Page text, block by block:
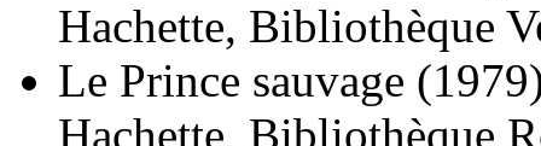
Hachette, Bibliothèque
Le Prince sauvage
Hachette, Bibliothèque